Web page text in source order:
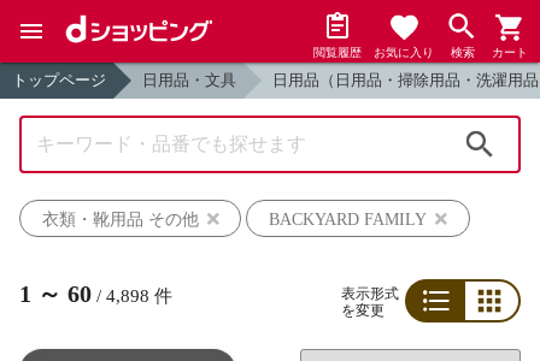
閲覧履歴 お気に入り 検索 カート
トップページ 日用品・文具 日用品（日用品・掃除用品・洗濯用
衣類・靴用品 その他
BACKYARD FAMILY
1 ～ 60 / 4,898 件
表示形式
を変更